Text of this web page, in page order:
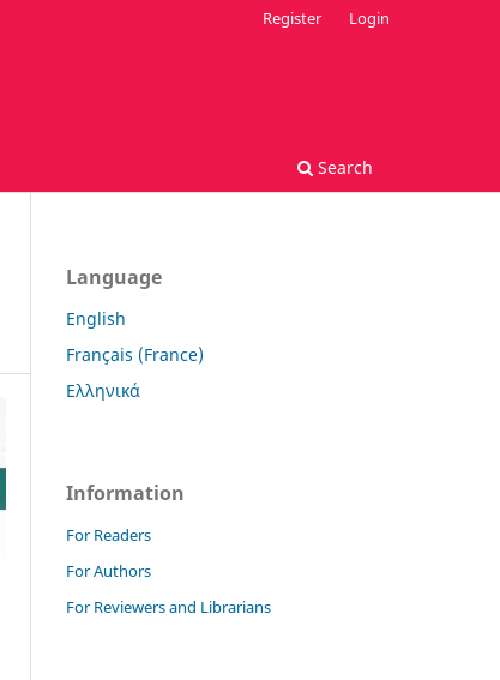
Search
Register Login
Language
English
Français (France)
Ελληνικά
Information
For Readers
For Authors
For Reviewers and Librarians